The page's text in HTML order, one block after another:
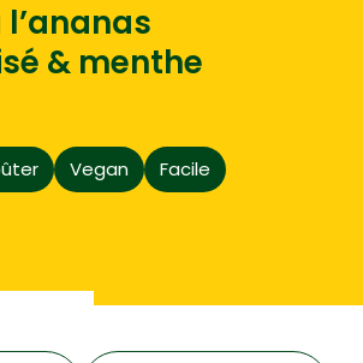
& menthe
Vegan Facile